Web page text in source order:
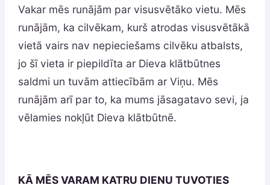
Vakar mēs runājām par visusvētāko vietu. Mēs
runājām, ka cilvēkam, kurš atrodas visusvētākā
vietā vairs nav nepieciešams cilvēku atbalsts,
jo šī vieta ir piepildīta ar Dieva klātbūtnes
saldmi un tuvām attiecībām ar Viņu. Mēs
runājām arī par to, ka mums jāsagatavo sevi, ja
vēlamies nokļūt Dieva klātbūtnē.
KĀ MĒS VARAM KATRU DIENU TUVOTIES